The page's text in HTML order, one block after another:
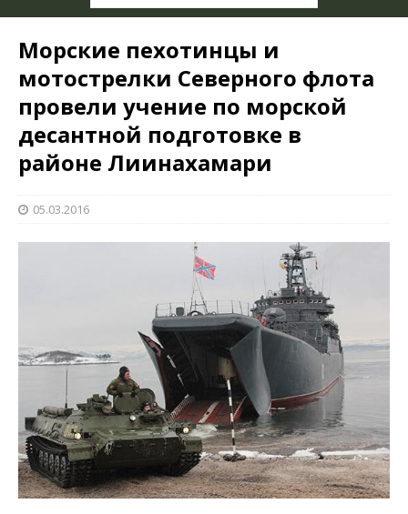
Морские пехотинцы и
мотострелки Северного флота
провели учение по морской
десантной подготовке в
районе Лиинахамари
05.03.2016